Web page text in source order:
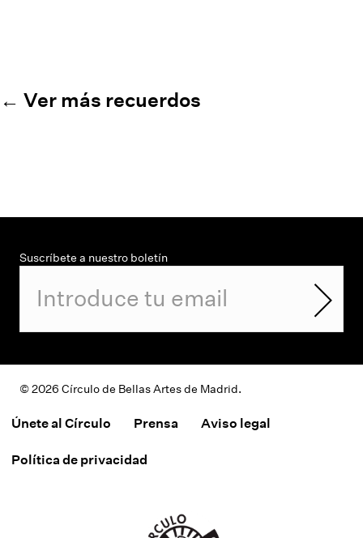
← Ver más recuerdos
Suscríbete a nuestro boletín
© 2026 Círculo de Bellas Artes de Madrid.
Únete al Círculo Prensa Aviso legal
Política de privacidad